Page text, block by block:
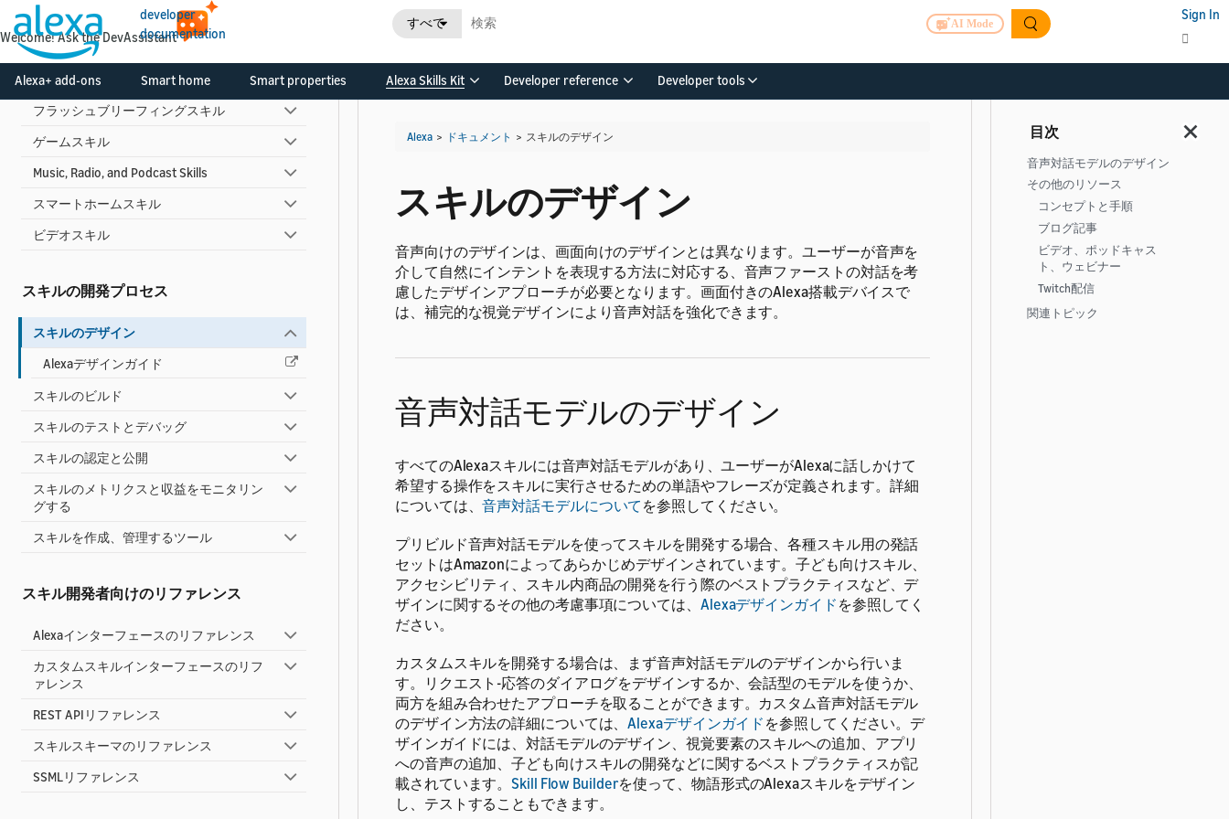
developer
documentation
すべて AI Mode
Sign In
Alexa+ add-ons Smart home Smart properties Alexa Skills Kit Developer reference Developer tools
Alexa for Apps
自動車スキル
カスタムスキル
フラッシュブリーフィングスキル
ゲームスキル
Music, Radio, and Podcast Skills
スマートホームスキル
ビデオスキル
スキルの開発プロセス
スキルのデザイン
Alexaデザインガイド
スキルのビルド
スキルのテストとデバッグ
スキルの認定と公開
スキルのメトリクスと収益をモニタリン
グする
スキルを作成、管理するツール
スキル開発者向けのリファレンス
Alexaインターフェースのリファレンス
カスタムスキルインターフェースのリフ
ァレンス
REST APIリファレンス
スキルスキーマのリファレンス
SSMLリファレンス
Alexa > ドキュメント > スキルのデザイン
スキルのデザイン
音声向けのデザインは、画面向けのデザインとは異なります。ユーザーが音声を
介して自然にインテントを表現する方法に対応する、音声ファーストの対話を考
慮したデザインアプローチが必要となります。画面付きのAlexa搭載デバイスで
は、補完的な視覚デザインにより音声対話を強化できます。
音声対話モデルのデザイン
すべてのAlexaスキルには音声対話モデルがあり、ユーザーがAlexaに話しかけて
希望する操作をスキルに実行させるための単語やフレーズが定義されます。 詳細
については、音声対話モデルについて を参照してください。
プリビルド音声対話モデルを使ってスキルを開発する場合、各種スキル用の発話
セットはAmazonによってあらかじめデザインされています。子ども向けスキル、
アクセシビリティ、スキル内商品の開発を行う際のベストプラクティスなど、デ
ザインに関するその他の考慮事項については、 Alexaデザインガイド を参照してく
ださい。
カスタムスキルを開発する場合は、まず音声対話モデルのデザインから行いま
す。リクエスト-応答のダイアログをデザインするか、会話型のモデルを使うか、
両方を組み合わせたアプローチを取ることができます。カスタム音声対話モデル
のデザイン方法の詳細については、Alexaデザインガイド を参照してください。デ
ザインガイドには、対話モデルのデザイン、視覚要素のスキルへの追加、アプリ
への音声の追加、子ども向けスキルの開発などに関するベストプラクティスが記
載されています。 Skill Flow Builderを使って、物語形式のAlexaスキルをデザイン
し、テストすることもできます。
音声対話モデルのデザイン
その他のリソース
コンセプトと手順
ブログ記事
ビデオ、ポッドキャス
ト、ウェビナー
Twitch配信
関連トピック
Welcome! Ask the DevAssistant